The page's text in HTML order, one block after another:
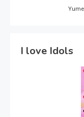
I love Idols